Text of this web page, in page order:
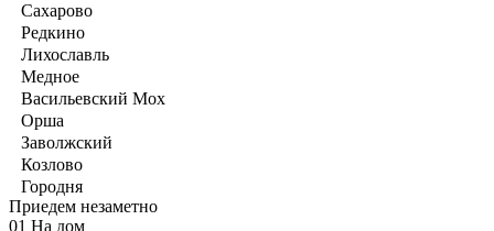
Сахарово
Редкино
Лихославль
Медное
Васильевский Мох
Орша
Заволжский
Козлово
Городня
Приедем незаметно
01 На дом